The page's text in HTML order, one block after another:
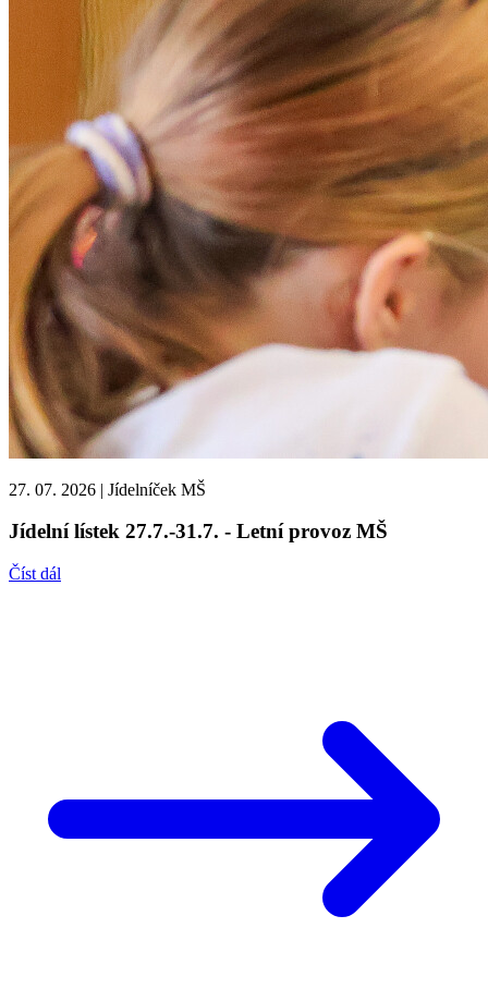
27. 07. 2026 | Jídelníček MŠ
Jídelní lístek 27.7.-31.7. - Letní provoz MŠ
Číst dál